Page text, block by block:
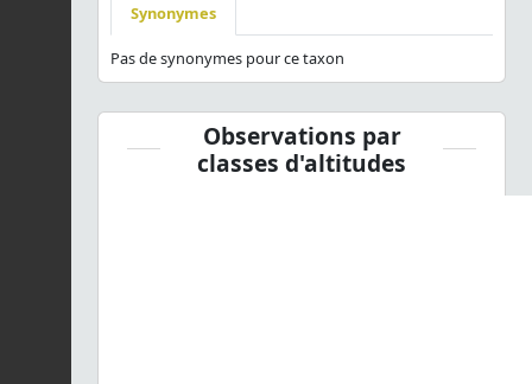
Synonymes
Pas de synonymes pour ce taxon
Observations par
classes d'altitudes